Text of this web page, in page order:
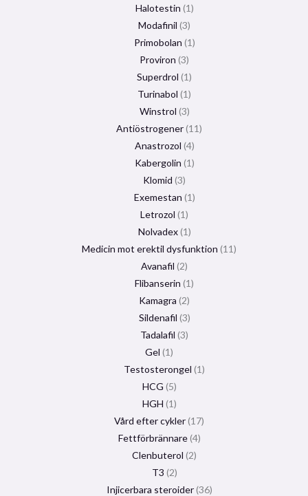
Halotestin 1
Modafinil 3
Primobolan 1
Proviron 3
Superdrol 1
Turinabol 1
Winstrol 3
Antiöstrogener 11
Anastrozol 4
Kabergolin 1
Klomid 3
Exemestan 1
Letrozol 1
Nolvadex 1
Medicin mot erektil dysfunktion 11
Avanafil 2
Flibanserin 1
Kamagra 2
Sildenafil 3
Tadalafil 3
Gel 1
Testosterongel 1
HCG 5
HGH 1
Vård efter cykler 17
Fettförbrännare 4
Clenbuterol 2
T3 2
Injicerbara steroider 36